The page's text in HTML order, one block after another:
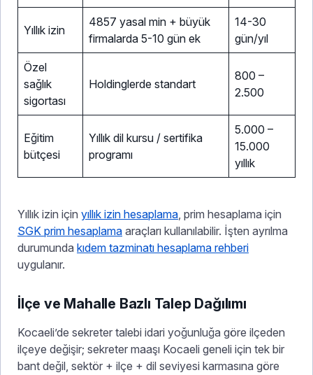
Yıllık izin
4857 yasal min + büyük
firmalarda 5-10 gün ek
14-30
gün/yıl
Özel
sağlık
sigortası
Holdinglerde standart
800 –
2.500
Eğitim
bütçesi
Yıllık dil kursu / sertifika
programı
5.000 –
15.000
yıllık
Yıllık izin için yıllık izin hesaplama, prim hesaplama için
SGK prim hesaplama araçları kullanılabilir. İşten ayrılma
durumunda kıdem tazminatı hesaplama rehberi
uygulanır.
İlçe ve Mahalle Bazlı Talep Dağılımı
Kocaeli’de sekreter talebi idari yoğunluğa göre ilçeden
ilçeye değişir; sekreter maaşı Kocaeli geneli için tek bir
bant değil, sektör + ilçe + dil seviyesi karmasına göre